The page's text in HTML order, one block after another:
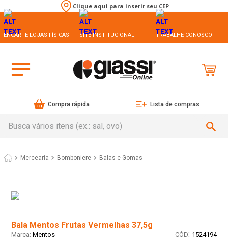
Clique aqui para inserir seu CEP
ENCARTE LOJAS FÍSICAS SITE INSTITUCIONAL TRABALHE CONOSCO
Compra rápida Lista de compras
Mercearia Bomboniere Balas e Gomas
Bala Mentos Frutas Vermelhas 37,5g
Mentos : 1524194